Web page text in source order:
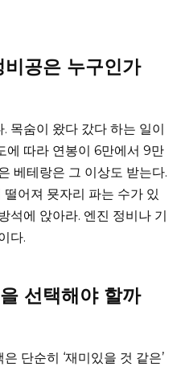
공은 누구인가
목숨이 왔다 갔다 하는 일이
에 따라 연봉이 6만에서 9만
베테랑은 그 이상도 받는다.
어져 묫자리 파는 수가 있
석에 앉아라. 엔진 정비나 기
다.
선택해야 할까
단순히 ‘재미있을 것 같은’